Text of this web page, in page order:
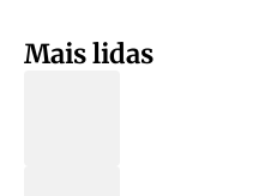
Mais lidas